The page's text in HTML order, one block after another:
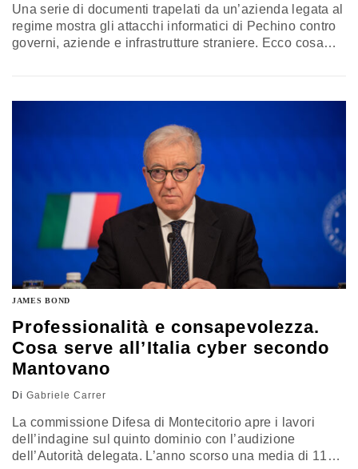
Una serie di documenti trapelati da un’azienda legata al
regime mostra gli attacchi informatici di Pechino contro
governi, aziende e infrastrutture straniere. Ecco cosa
JAMES BOND
Professionalità e consapevolezza.
Cosa serve all’Italia cyber secondo
Mantovano
Di Gabriele Carrer
La commissione Difesa di Montecitorio apre i lavori
dell’indagine sul quinto dominio con l’audizione
dell’Autorità delegata. L’anno scorso una media di 117